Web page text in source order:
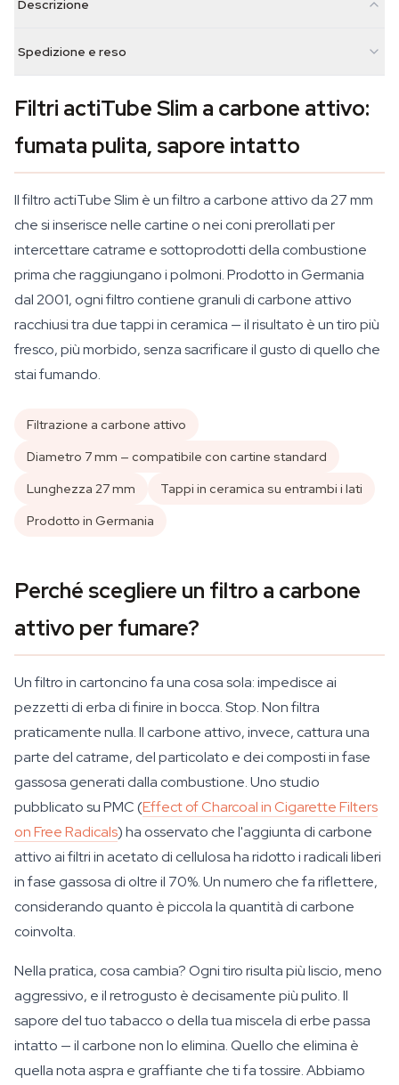
Descrizione
Spedizione e reso
Filtri actiTube Slim a carbone attivo:
fumata pulita, sapore intatto
Il filtro actiTube Slim è un filtro a carbone attivo da 27 mm
che si inserisce nelle cartine o nei coni prerollati per
intercettare catrame e sottoprodotti della combustione
prima che raggiungano i polmoni. Prodotto in Germania
dal 2001, ogni filtro contiene granuli di carbone attivo
racchiusi tra due tappi in ceramica — il risultato è un tiro più
fresco, più morbido, senza sacrificare il gusto di quello che
stai fumando.
Filtrazione a carbone attivo
Diametro 7 mm — compatibile con cartine standard
Lunghezza 27 mm
Tappi in ceramica su entrambi i lati
Prodotto in Germania
Perché scegliere un filtro a carbone
attivo per fumare?
Un filtro in cartoncino fa una cosa sola: impedisce ai
pezzetti di erba di finire in bocca. Stop. Non filtra
praticamente nulla. Il carbone attivo, invece, cattura una
parte del catrame, del particolato e dei composti in fase
gassosa generati dalla combustione. Uno studio
pubblicato su PMC (Effect of Charcoal in Cigarette Filters
on Free Radicals) ha osservato che l'aggiunta di carbone
attivo ai filtri in acetato di cellulosa ha ridotto i radicali liberi
in fase gassosa di oltre il 70%. Un numero che fa riflettere,
considerando quanto è piccola la quantità di carbone
coinvolta.
Nella pratica, cosa cambia? Ogni tiro risulta più liscio, meno
aggressivo, e il retrogusto è decisamente più pulito. Il
sapore del tuo tabacco o della tua miscela di erbe passa
intatto — il carbone non lo elimina. Quello che elimina è
quella nota aspra e graffiante che ti fa tossire. Abbiamo